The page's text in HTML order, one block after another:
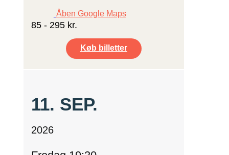
Åben Google Maps
85 - 295 kr.
Køb billetter
11. SEP.
2026